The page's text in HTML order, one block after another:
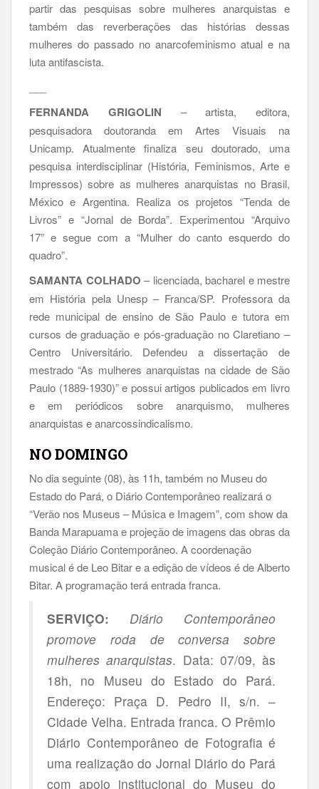
partir das pesquisas sobre mulheres anarquistas e
também das reverberações das histórias dessas
mulheres do passado no anarcofeminismo atual e na
luta antifascista.
FERNANDA GRIGOLIN – artista, editora,
pesquisadora doutoranda em Artes Visuais na
Unicamp. Atualmente finaliza seu doutorado, uma
pesquisa interdisciplinar (História, Feminismos, Arte e
Impressos) sobre as mulheres anarquistas no Brasil,
México e Argentina. Realiza os projetos “Tenda de
Livros” e “Jornal de Borda”. Experimentou “Arquivo
17” e segue com a “Mulher do canto esquerdo do
quadro”.
SAMANTA COLHADO – licenciada, bacharel e mestre
em História pela Unesp – Franca/SP. Professora da
rede municipal de ensino de São Paulo e tutora em
cursos de graduação e pós-graduação no Claretiano –
Centro Universitário. Defendeu a dissertação de
mestrado “As mulheres anarquistas na cidade de São
Paulo (1889-1930)” e possui artigos publicados em livro
e em periódicos sobre anarquismo, mulheres
anarquistas e anarcossindicalismo.
NO DOMINGO
No dia seguinte (08), às 11h, também no Museu do
Estado do Pará, o Diário Contemporâneo realizará o
“Verão nos Museus – Música e Imagem”, com show da
Banda Marapuama e projeção de imagens das obras da
Coleção Diário Contemporâneo. A coordenação
musical é de Leo Bitar e a edição de vídeos é de Alberto
Bitar. A programação terá entrada franca.
SERVIÇO:
Diário Contemporâneo
promove roda de conversa sobre
mulheres anarquistas. Data: 07/09, às
18h, no Museu do Estado do Pará.
Endereço: Praça D. Pedro II, s/n. –
Cidade Velha. Entrada franca. O Prêmio
Diário Contemporâneo de Fotografia é
uma realização do Jornal Diário do Pará
com apoio institucional do Museu do